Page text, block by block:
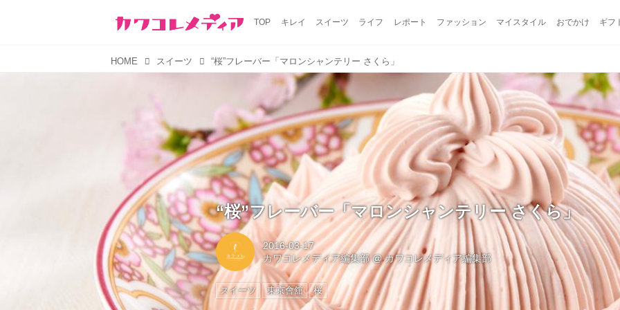
TOP キレイ スイーツ ライフ レポート ファッション マイスタイル おでかけ ギフ
HOME スイーツ “桜”フレーバー「マロンシャンテリー さくら」
“桜”フレーバー「マロンシャンテリー さくら」
2016-03-17
カワコレメディア編集部@カワコレメディア編集部
スイーツ 東京會舘 桜